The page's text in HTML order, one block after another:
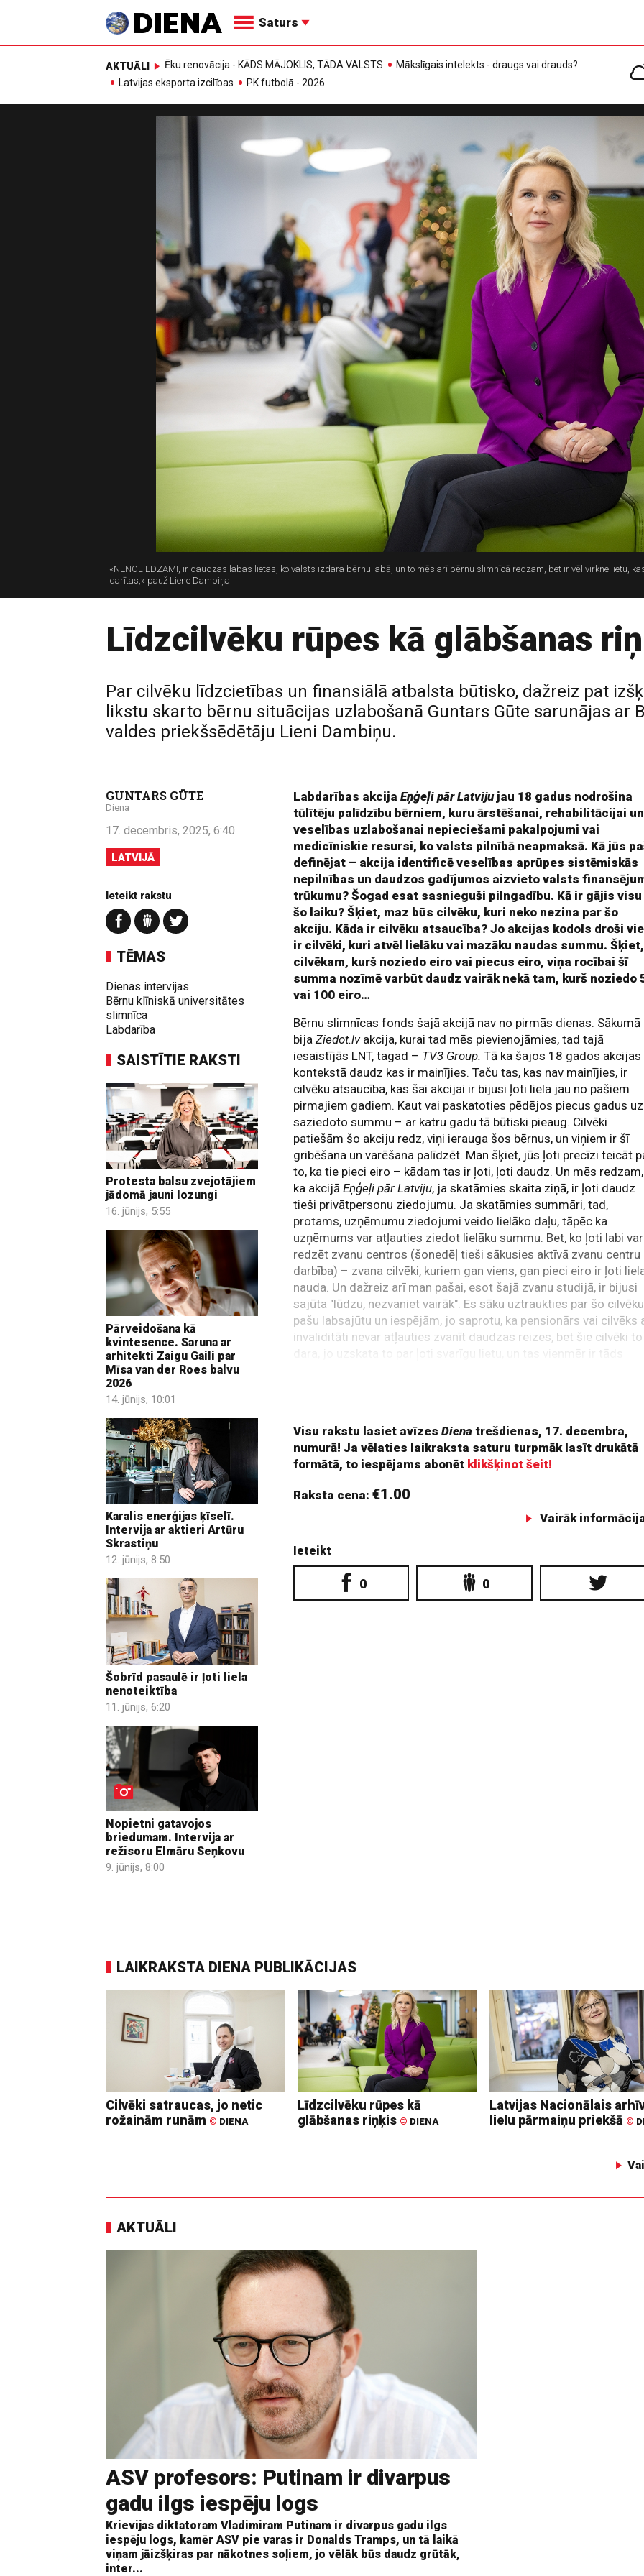
Saturs
AKTUĀLI Ēku renovācija - KĀDS MĀJOKLIS, TĀDA VALSTS
Mākslīgais intelekts - draugs vai drauds?
Latvijas eksporta izcilības
PK futbolā - 2026
«NENOLIEDZAMI, ir daudzas labas lietas, ko valsts izdara bērnu labā, un to mēs arī bērnu slimnīcā redzam, bet ir vēl virkne lietu,
darītas,» pauž Liene Dambiņa
Līdzcilvēku rūpes kā glābšanas
Par cilvēku līdzcietības un finansiālā atbalsta būtisko, dažreiz pat
likstu skarto bērnu situācijas uzlabošanā Guntars Gūte sarunājas ar
valdes priekšsēdētāju Lieni Dambiņu.
GUNTARS GŪTE
Diena
17. decembris, 2025, 6:40
LATVIJĀ
Ieteikt rakstu
TĒMAS
Dienas intervijas
Bērnu klīniskā universitātes
slimnīca
Labdarība
SAISTĪTIE RAKSTI
Protesta balsu zvejotājiem
jādomā jauni lozungi
16. jūnijs, 5:55
Pārveidošana kā
kvintesence. Saruna ar
arhitekti Zaigu Gaili par
Mīsa van der Roes balvu
2026
14. jūnijs, 10:01
Karalis enerģijas ķīselī.
Intervija ar aktieri Artūru
Skrastiņu
12. jūnijs, 8:50
Šobrīd pasaulē ir ļoti liela
nenoteiktība
11. jūnijs, 6:20
Nopietni gatavojos
briedumam. Intervija ar
režisoru Elmāru Seņkovu
9. jūnijs, 8:00
Labdarības akcijaEņģeļi pār Latvijujau 18 gadus nodrošina
tūlītēju palīdzību bērniem, kuru ārstēšanai, rehabilitācijai un
veselības uzlabošanai nepieciešami pakalpojumi vai
medicīniskie resursi, ko valsts pilnībā neapmaksā. Kā jūs
definējat – akcija identificē veselības aprūpes sistēmiskās
nepilnības un daudzos gadījumos aizvieto valsts
trūkumu? Šogad esat sasnieguši pilngadību. Kā ir gājis visu
šo laiku? Šķiet, maz būs cilvēku, kuri neko nezina par šo
akciju. Kāda ir cilvēku atsaucība? Jo akcijas kodols droši
ir cilvēki, kuri atvēl lielāku vai mazāku naudas summu. Šķiet,
cilvēkam, kurš noziedo eiro vai piecus eiro, viņa rocībai šī
summa nozīmē varbūt daudz vairāk nekā tam, kurš noziedo
vai 100 eiro…
Bērnu slimnīcas fonds šajā akcijā nav no pirmās dienas. Sākumā
bijaZiedot.lvakcija, kurai tad mēs pievienojāmies, tad tajā
iesaistījās LNT, tagad – TV3 Group. Tā ka šajos 18 gados akcijas
kontekstā daudz kas ir mainījies. Taču tas, kas nav mainījies, ir
cilvēku atsaucība, kas šai akcijai ir bijusi ļoti liela jau no pašiem
pirmajiem gadiem. Kaut vai paskatoties pēdējos piecus gadus uz
saziedoto summu – ar katru gadu tā būtiski pieaug. Cilvēki
patiešām šo akciju redz, viņi ierauga šos bērnus, un viņiem ir šī
gribēšana un varēšana palīdzēt. Man šķiet, jūs ļoti precīzi teicāt
to, ka tie pieci eiro – kādam tas ir ļoti, ļoti daudz. Un mēs redzam,
ka akcijāEņģeļi pār Latviju, ja skatāmies skaita ziņā, ir ļoti daudz
tieši privātpersonu ziedojumu. Ja skatāmies summāri, tad,
protams, uzņēmumu ziedojumi veido lielāko daļu, tāpēc ka
uzņēmums var atļauties ziedot lielāku summu. Bet, ko ļoti labi var
redzēt zvanu centros (šonedēļ tieši sākusies aktīvā zvanu centru
darbība) – zvana cilvēki, kuriem gan viens, gan pieci eiro ir ļoti
nauda. Un dažreiz arī man pašai, esot šajā zvanu studijā, ir bijusi
sajūta "lūdzu, nezvaniet vairāk". Es sāku uztraukties par šo cilvēku
pašu labsajūtu un iespējām, jo saprotu, ka pensionārs vai cilvēks
invaliditāti nevar atļauties zvanīt daudzas reizes, bet šie cilvēki to
Visu rakstu lasiet avīzesDiena trešdienas, 17. decembra,
numurā! Ja vēlaties laikraksta saturu turpmāk lasīt drukātā
formātā, to iespējams abonēt klikšķinot šeit!
Raksta cena:€1.00
Vairāk
Ieteikt
0 0
LAIKRAKSTA DIENA PUBLIKĀCIJAS
Cilvēki satraucas, jo netic
rožainām runām © DIENA
Līdzcilvēku rūpes kā
glābšanas riņķis © DIENA
Latvijas Nacionālais
lielu pārmaiņu priekšā ©
AKTUĀLI
ASV profesors: Putinam ir divarpus
gadu ilgs iespēju logs
Krievijas diktatoram Vladimiram Putinam ir divarpus gadu ilgs
iespēju logs, kamēr ASV pie varas ir Donalds Tramps, un tā laikā
viņam jāizšķiras par nākotnes soļiem, jo vēlāk būs daudz grūtāk,
inter...